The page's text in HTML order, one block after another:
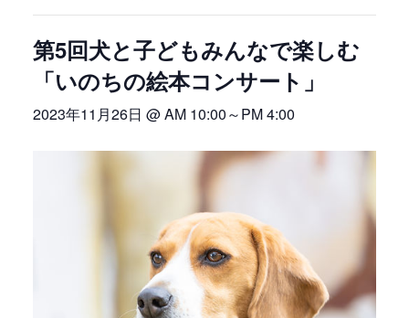
第5回犬と子どもみんなで楽しむ
「いのちの絵本コンサート」
2023年11月26日 @ AM 10:00～PM 4:00